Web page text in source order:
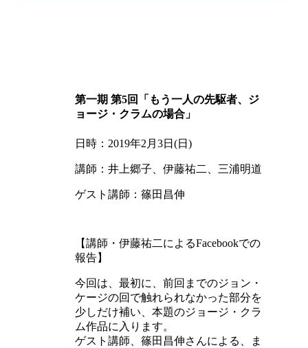
第一期 第5回「もう一人の先駆者、ジ
ョージ・クラムの場合」
日時：2019年2月3日(日)
講師：井上郷子、伊藤祐二、三浦明道
ゲスト講師：篠田昌伸
【講師・伊藤祐二によるFacebookでの
報告】
今回は、最初に、前回までのジョン・
ケージの回で触れられなかった部分を
少しだけ補い、本題のジョージ・クラ
ム作品に入ります。
ゲスト講師、篠田昌伸さんによる、ま